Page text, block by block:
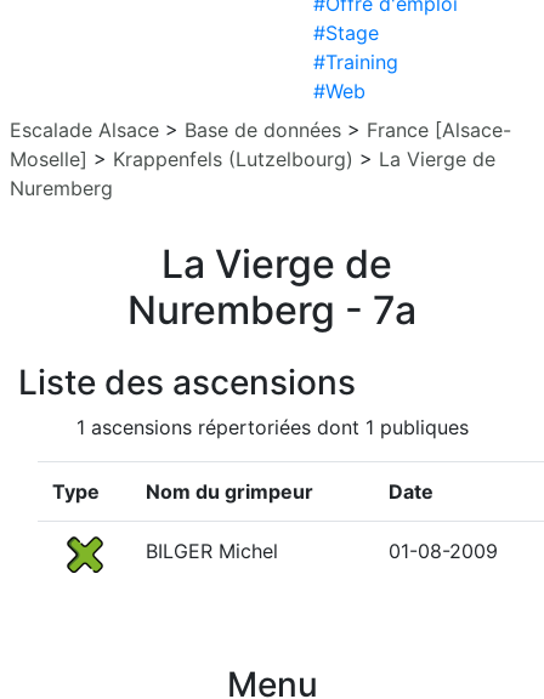
#Stage
#Training
#Web
Escalade Alsace > Base de données > France [Alsace-
Moselle] > Krappenfels (Lutzelbourg) > La Vierge de
Nuremberg
La Vierge de
Nuremberg - 7a
Liste des ascensions
1 ascensions répertoriées dont 1 publiques
Type Nom du grimpeur Date
BILGER Michel 01-08-2009
Menu